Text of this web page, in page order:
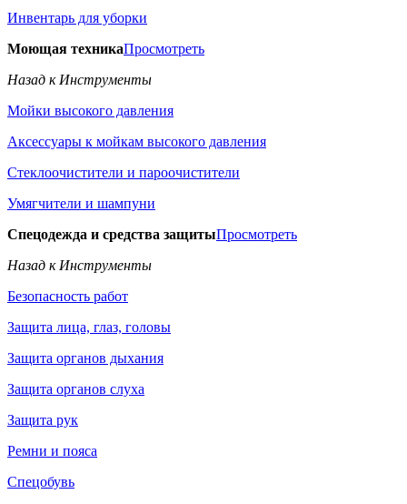
Инвентарь для уборки
Моющая техникаПросмотреть
Назад к Инструменты
Мойки высокого давления
Аксессуары к мойкам высокого давления
Стеклоочистители и пароочистители
Умягчители и шампуни
Спецодежда и средства защитыПросмотреть
Назад к Инструменты
Безопасность работ
Защита лица, глаз, головы
Защита органов дыхания
Защита органов слуха
Защита рук
Ремни и пояса
Спецобувь